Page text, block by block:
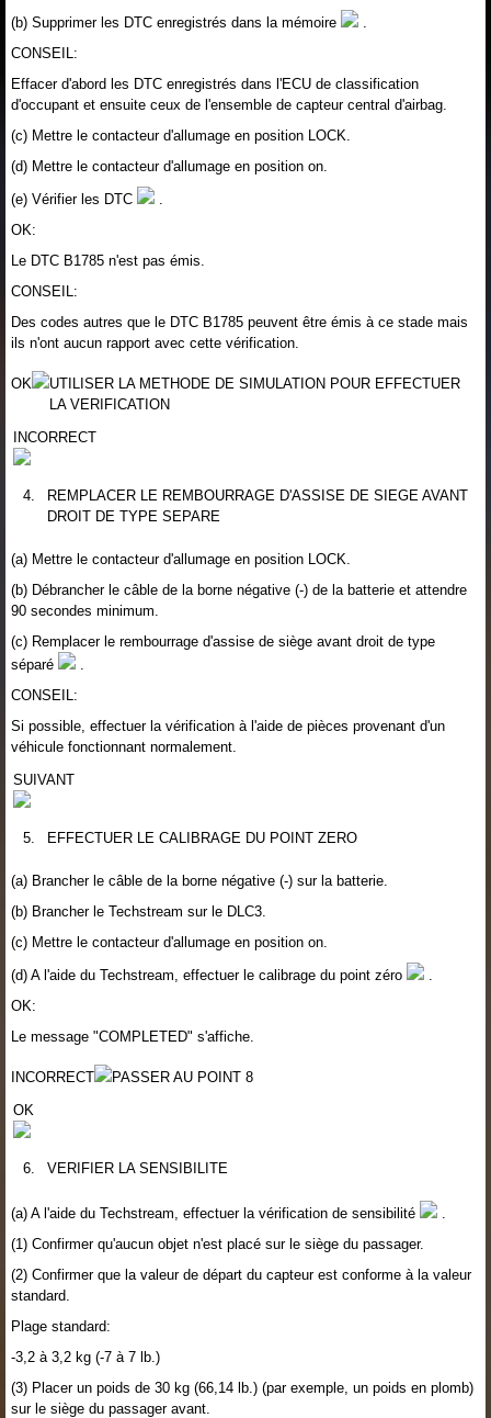
(b) Supprimer les DTC enregistrés dans la mémoire
CONSEIL:
Effacer d'abord les DTC enregistrés dans l'ECU de classification
d'occupant et ensuite ceux de l'ensemble de capteur central d'airbag.
(c) Mettre le contacteur d'allumage en position LOCK.
(d) Mettre le contacteur d'allumage en position on.
(e) Vérifier les DTC
OK:
Le DTC B1785 n'est pas émis.
CONSEIL:
Des codes autres que le DTC B1785 peuvent être émis à ce stade mais
ils n'ont aucun rapport avec cette vérification.
OK
UTILISER LA METHODE DE SIMULATION POUR EFFECTUER
LA VERIFICATION
INCORRECT
4.
REMPLACER LE REMBOURRAGE D'ASSISE DE SIEGE AVANT
DROIT DE TYPE SEPARE
(a) Mettre le contacteur d'allumage en position LOCK.
(b) Débrancher le câble de la borne négative (-) de la batterie et attendre
90 secondes minimum.
(c) Remplacer le rembourrage d'assise de siège avant droit de type
séparé
CONSEIL:
Si possible, effectuer la vérification à l'aide de pièces provenant d'un
véhicule fonctionnant normalement.
SUIVANT
5. EFFECTUER LE CALIBRAGE DU POINT ZERO
(a) Brancher le câble de la borne négative (-) sur la batterie.
(b) Brancher le Techstream sur le DLC3.
(c) Mettre le contacteur d'allumage en position on.
(d) A l'aide du Techstream, effectuer le calibrage du point zéro
OK:
Le message "COMPLETED" s'affiche.
INCORRECT
PASSER AU POINT 8
OK
6. VERIFIER LA SENSIBILITE
(a) A l'aide du Techstream, effectuer la vérification de sensibilité
(1) Confirmer qu'aucun objet n'est placé sur le siège du passager.
(2) Confirmer que la valeur de départ du capteur est conforme à la valeur
standard.
Plage standard:
-3,2 à 3,2 kg (-7 à 7 lb.)
(3) Placer un poids de 30 kg (66,14 lb.) (par exemple, un poids en plomb)
sur le siège du passager avant.